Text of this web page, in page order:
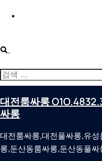
Search
검
색:
대전룸싸롱
싸롱
대전룸싸롱,대전풀싸롱,유
롱,둔산동룸싸롱,둔산동풀